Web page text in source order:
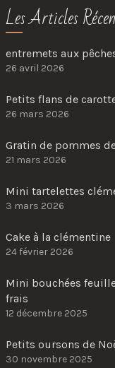
Les Articles
entremets aux
26 avril 2026
Petits flans de
26 mars 2026
Gratin de pommes
21 mars 2026
Mini tartelettes
3 mars 2026
Cake à la clémentine
24 février 2026
Mini bouchées
frais
12 décembre 2025
Petits oursons de
30 novembre 2025